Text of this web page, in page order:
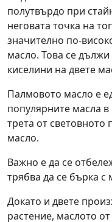
полутвърдо при
неговата точка на
значително по-
масло. Това се
киселини на двете
Палмовото масло е
популярните масла в
трета от световното
масло.
Важно е да се
трябва да се бърка с
Докато и двете
растение, маслото